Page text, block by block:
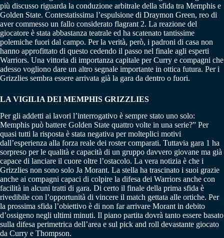
più discusso riguarda la conduzione arbitrale della sfida tra Memphis e
Golden State. Contestatissima l’espulsione di Draymon Green, reo di
aver commesso un fallo considerato flagrant 2. La reazione del
giocatore è stata abbastanza teatrale ed ha scatenato tantissime
polemiche fuori dal campo. Per la verità, però, i padroni di casa non
hanno approfittato di questo cedendo il passo nel finale agli esperti
Warriors. Una vittoria di importanza capitale per Curry e compagni che
adesso vogliono dare un altro segnale importante in ottica futura. Per i
Grizzlies sembra essere arrivata già la gara da dentro o fuori.
LA VIGILIA DEI MEMPHIS GRIZZLIES
Per gli addetti ai lavori l’interrogativo è sempre stato uno solo:
Memphis può battere Golden State quattro volte in una serie?” Per
quasi tutti la risposta è stata negativa per molteplici motivi
dall’esperienza alla forza reale dei roster comparati. Tuttavia gara 1 ha
sorpreso per le qualità e capacità di un gruppo davvero giovane ma già
capace di lanciare il cuore oltre l’ostacolo. La vera notizia è che i
Grizzlies non sono solo Ja Morant. La stella ha trascinato i suoi grazie
anche ai compagni capaci di colpire la difesa dei Warriors anche con
facilità in alcuni tratti di gara. Di certo il finale della prima sfida è
rivedibile con l’opportunità di vincere il match gettata alle ortiche. Per
la prossima sfida l’obiettivo è di non far arrivare Morant in debito
d’ossigeno negli ultimi minuti. Il piano partita dovrà tanto essere basato
sulla difesa perimetrica dell’area e sul pick and roll devastante giocato
da Curry e Thompson.